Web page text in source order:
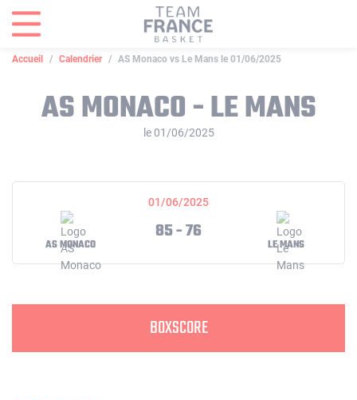
Accueil Calendrier AS Monaco vs Le Mans le 01/06/2025
AS MONACO - LE MANS
le 01/06/2025
01/06/2025
AS MONACO
85 - 76
LE MANS
BOXSCORE
Panneau de gestion des cookies